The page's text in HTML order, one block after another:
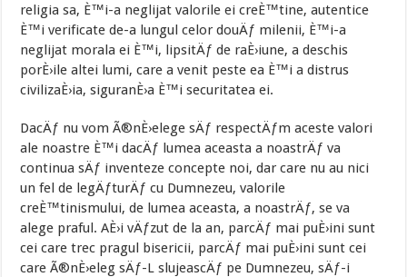
religia sa, È™i-a neglijat valorile ei creÈ™tine, autentice
È™i verificate de-a lungul celor douÄƒ milenii, È™i-a
neglijat morala ei È™i, lipsitÄƒ de raÈ›iune, a deschis
porÈ›ile altei lumi, care a venit peste ea È™i a distrus
civilizaÈ›ia, siguranÈ›a È™i securitatea ei.
DacÄƒ nu vom Ã®nÈ›elege sÄƒ respectÄƒm aceste valori
ale noastre È™i dacÄƒ lumea aceasta a noastrÄƒ va
continua sÄƒ inventeze concepte noi, dar care nu au nici
un fel de legÄƒturÄƒ cu Dumnezeu, valorile
creÈ™tinismului, de lumea aceasta, a noastrÄƒ, se va
alege praful. AÈ›i vÄƒzut de la an, parcÄƒ mai puÈ›ini sunt
cei care trec pragul bisericii, parcÄƒ mai puÈ›ini sunt cei
care Ã®nÈ›eleg sÄƒ-L slujeascÄƒ pe Dumnezeu, sÄƒ-i